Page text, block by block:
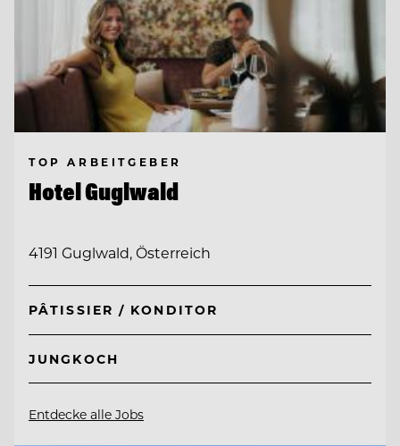
TOP ARBEITGEBER
Hotel Guglwald
4191 Guglwald, Österreich
PÂTISSIER / KONDITOR
JUNGKOCH
Entdecke alle Jobs